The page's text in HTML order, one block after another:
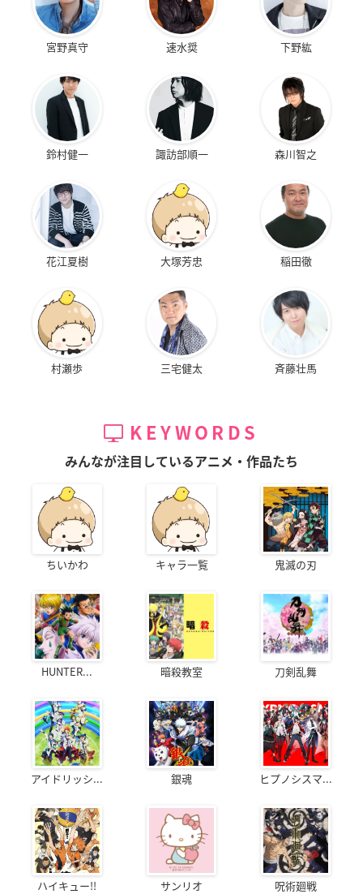
宮野真守 速水奨 下野紘
鈴村健一 諏訪部順一 森川智之
花江夏樹 大塚芳忠 稲田徹
村瀬歩 三宅健太 斉藤壮馬
KEYWORDS
みんなが注目しているアニメ・作品たち
ちいかわ キャラ一覧 鬼滅の刃
HUNTER... 暗殺教室 刀剣乱舞
アイドリッシ... 銀魂 ヒプノシスマ...
ハイキュー!! サンリオ 呪術廻戦